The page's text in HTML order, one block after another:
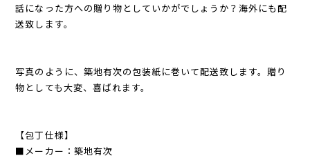
話になった方への贈り物としていかがでしょうか？海外にも配
送致します。
写真のように、築地有次の包装紙に巻いて配送致します。贈り
物としても大変、喜ばれます。
【包丁仕様】
■メーカー：築地有次